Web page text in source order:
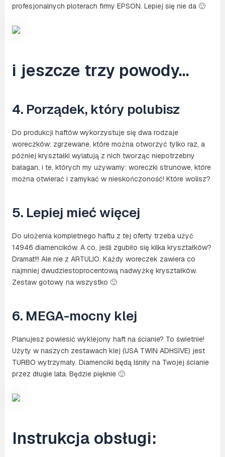
profesjonalnych ploterach firmy EPSON. Lepiej się nie da 🙂
i jeszcze trzy powody…
4. Porządek, który polubisz
Do produkcji haftów wykorzystuje się dwa rodzaje
woreczków: zgrzewane, które można otworzyć tylko raz, a
później kryształki wylatują z nich tworząc niepotrzebny
bałagan, i te, których my używamy: woreczki strunowe, które
można otwierać i zamykać w nieskończoność! Które wolisz?
5. Lepiej mieć więcej
Do ułożenia kompletnego haftu z tej oferty trzeba użyć
14946 diamencików. A co, jeśli zgubiło się kilka kryształków?
Dramat!!! Ale nie z ARTULIO. Każdy woreczek zawiera co
najmniej dwudziestoprocentową nadwyżkę kryształków.
Zestaw gotowy na wszystko 🙂
6. MEGA-mocny klej
Planujesz powiesić wyklejony haft na ścianie? To świetnie!
Użyty w naszych zestawach klej (USA TWIN ADHSIVE) jest
TURBO wytrzymały. Diamenciki będą lśniły na Twojej ścianie
przez długie lata. Będzie pięknie 🙂
Instrukcja obsługi: